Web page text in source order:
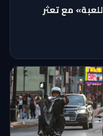
مع تعثر